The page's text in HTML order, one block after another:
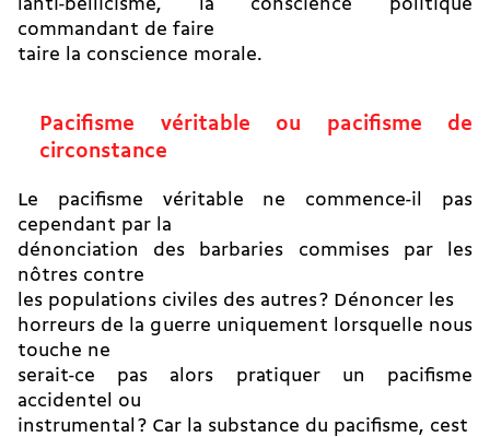
lanti-bellicisme, la conscience politique
commandant de faire
taire la conscience morale.
Pacifisme véritable ou pacifisme de
circonstance
Le pacifisme véritable ne commence-il pas
cependant par la
dénonciation des barbaries commises par les
nôtres contre
les populations civiles des autres ? Dénoncer les
horreurs de la guerre uniquement lorsquelle nous
touche ne
serait-ce pas alors pratiquer un pacifisme
accidentel ou
instrumental ? Car la substance du pacifisme, cest